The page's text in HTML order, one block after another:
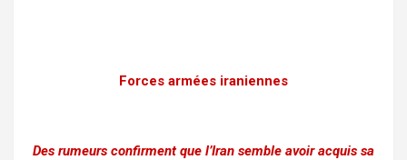
Forces armées iraniennes
Des rumeurs confirment que l’Iran semble avoir acquis sa